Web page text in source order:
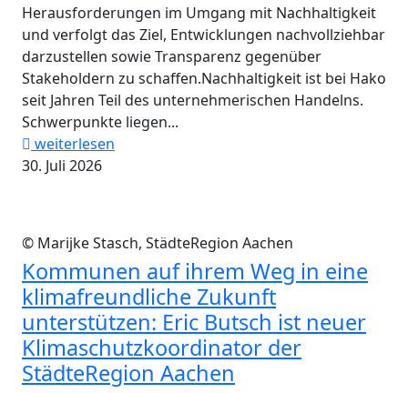
Herausforderungen im Umgang mit Nachhaltigkeit
und verfolgt das Ziel, Entwicklungen nachvollziehbar
darzustellen sowie Transparenz gegenüber
Stakeholdern zu schaffen.Nachhaltigkeit ist bei Hako
seit Jahren Teil des unternehmerischen Handelns.
Schwerpunkte liegen...
weiterlesen
30. Juli 2026
© Marijke Stasch, StädteRegion Aachen
Kommunen auf ihrem Weg in eine
klimafreundliche Zukunft
unterstützen: Eric Butsch ist neuer
Klimaschutzkoordinator der
StädteRegion Aachen